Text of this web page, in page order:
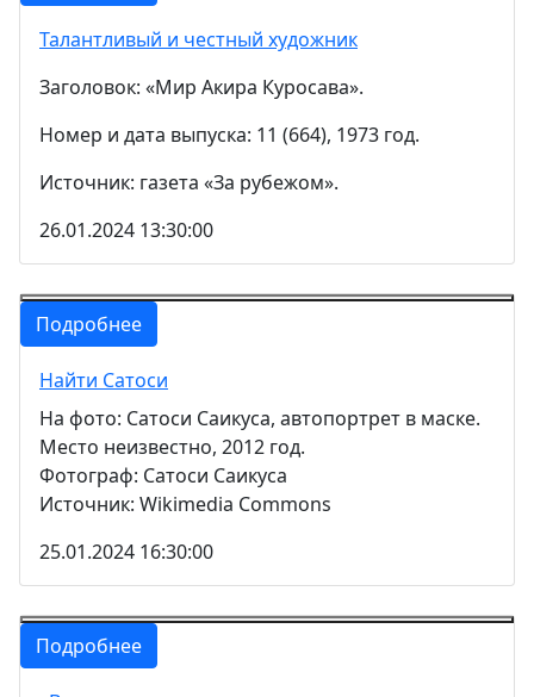
Талантливый и честный художник
Заголовок: «Мир Акира Куросава».
Номер и дата выпуска: 11 (664), 1973 год.
Источник: газета «За рубежом».
26.01.2024 13:30:00
Подробнее
Найти Сатоси
На фото: Сатоси Саикуса, автопортрет в маске.
Место неизвестно, 2012 год.
Фотограф: Сатоси Саикуса
Источник: Wikimedia Commons
25.01.2024 16:30:00
Подробнее